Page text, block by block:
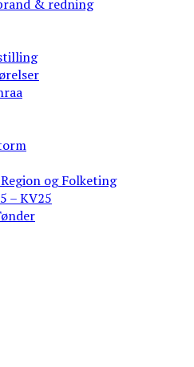
& redning
og Folketing
– KV25